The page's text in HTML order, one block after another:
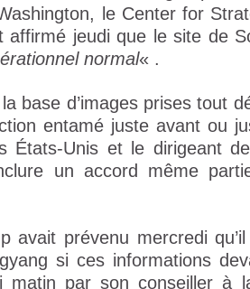
le Center for
affirmé jeudi que le site de
normal« .
base d’images prises tout
entamé juste avant ou
États-Unis et le dirigeant
un accord même
avait prévenu mercredi
si ces informations
matin par son conseiller à